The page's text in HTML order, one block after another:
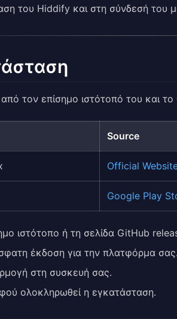
του Hiddify και στη σύνδεσή του
τον επίσημο ιστότοπό του και
Source
Official
Google Play
ιστότοπο ή τη σελίδα GitHub
έκδοση για την πλατφόρμα σας.
στη συσκευή σας.
ολοκληρωθεί η εγκατάσταση.